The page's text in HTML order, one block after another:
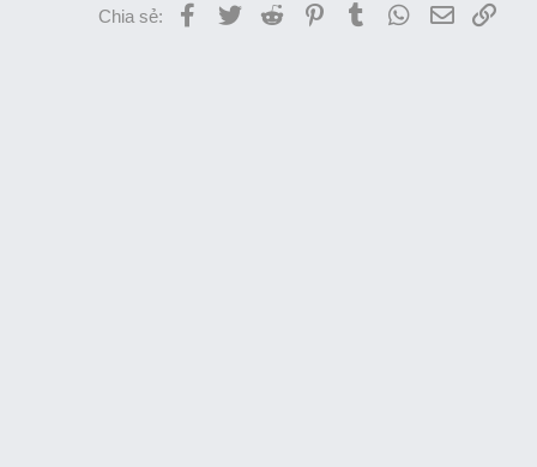
Chia sẻ: Facebook
TwitterReddit PinterestTumblr WhatsApp
EmailLink